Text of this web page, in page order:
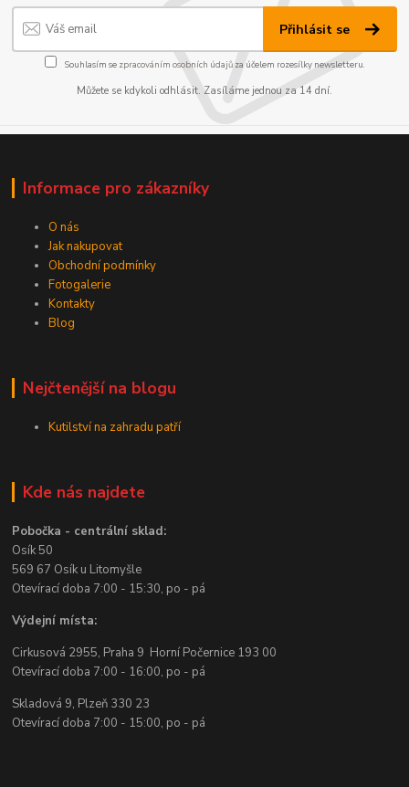
Přihlásit se
Souhlasím se zpracováním osobních údajůza účelem rozesílky newsletteru.
Můžete se kdykoli odhlásit. Zasíláme jednou za 14 dní.
Informace pro zákazníky
O nás
Jak nakupovat
Obchodní podmínky
Fotogalerie
Kontakty
Blog
Nejčtenější na blogu
Kutilství na zahradu patří
Kde nás najdete
Pobočka - centrální sklad:
Osík 50
569 67 Osík u Litomyšle
Otevírací doba 7:00 - 15:30, po - pá
Výdejní místa:
Cirkusová 2955, Praha 9 Horní Počernice 193 00
Otevírací doba 7:00 - 16:00, po - pá
Skladová 9, Plzeň 330 23
Otevírací doba 7:00 - 15:00, po - pá